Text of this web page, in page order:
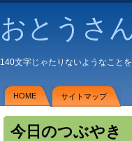
おとうさ
140文字じゃたりないようなこと
HOME サイトマップ
今日のつぶやき